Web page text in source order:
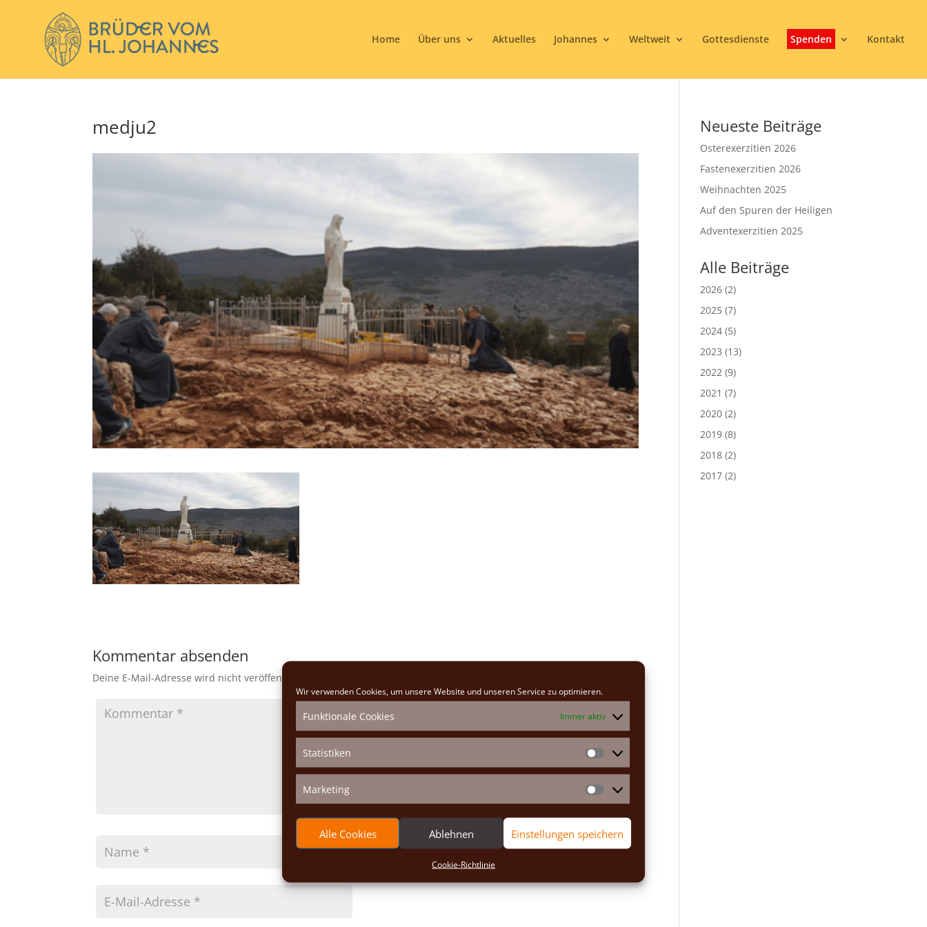
Wir verwenden Cookies, um unsere Website und unseren Service zu optimieren.
Funktionale Cookies Immer aktiv
Statistiken
Statistiken
Marketing
Marketing
Alle Cookies Ablehnen Einstellungen speichern
Cookie-Richtlinie
Home Über uns Aktuelles Johannes Weltweit Gottesdienste Spenden Kontakt
medju2
Kommentar absenden
Deine E-Mail-Adresse wird nicht veröffentlicht.
Neueste Beiträge
Osterexerzitien 2026
Fastenexerzitien 2026
Weihnachten 2025
Auf den Spuren der Heiligen
Adventexerzitien 2025
Alle Beiträge
2026 (2)
2025 (7)
2024 (5)
2023 (13)
2022 (9)
2021 (7)
2020 (2)
2019 (8)
2018 (2)
2017 (2)